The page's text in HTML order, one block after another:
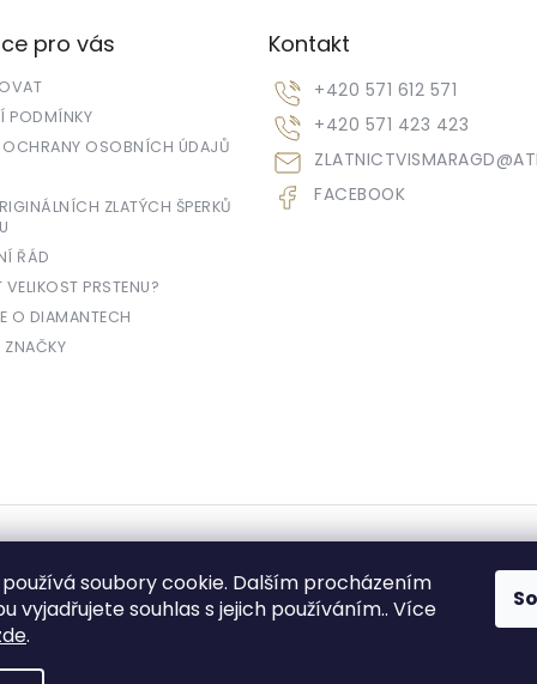
soubory cookie. Dalším procházením
vyjadřujete souhlas s jejich používáním.. Více
.
pro vás
PODMÍNKY
OSOBNÍCH ÚDAJŮ
ZLATÝCH ŠPERKŮ
ŘÁD
PRSTENU?
O DIAMANTECH
Kontakt
ZLATNICTVISMARAGD@
+420 571 612 571
+420 571 423 423
FACEBOOK
prodávající povinen vystavit kupujícímu účtenku. Zároveň je povinen